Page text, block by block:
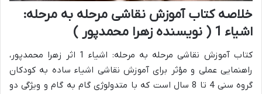
خلاصه کتاب آموزش نقاشی مرحله به مرحله:
اشیاء 1 ( نویسنده زهرا محمدپور )
کتاب آموزش نقاشی مرحله به مرحله: اشیاء 1 اثر زهرا محمدپور،
راهنمایی عملی و مؤثر برای آموزش نقاشی اشیاء ساده به کودکان
گروه سنی 4 تا 8 سال است که با متدولوژی گام به گام و ویژگی دو